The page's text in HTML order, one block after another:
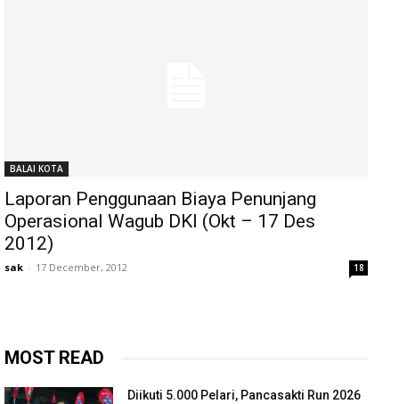
BALAI KOTA
Laporan Penggunaan Biaya Penunjang
Operasional Wagub DKI (Okt – 17 Des
2012)
sak - 17 December, 2012 18
MOST READ
Diikuti 5.000 Pelari, Pancasakti Run 2026